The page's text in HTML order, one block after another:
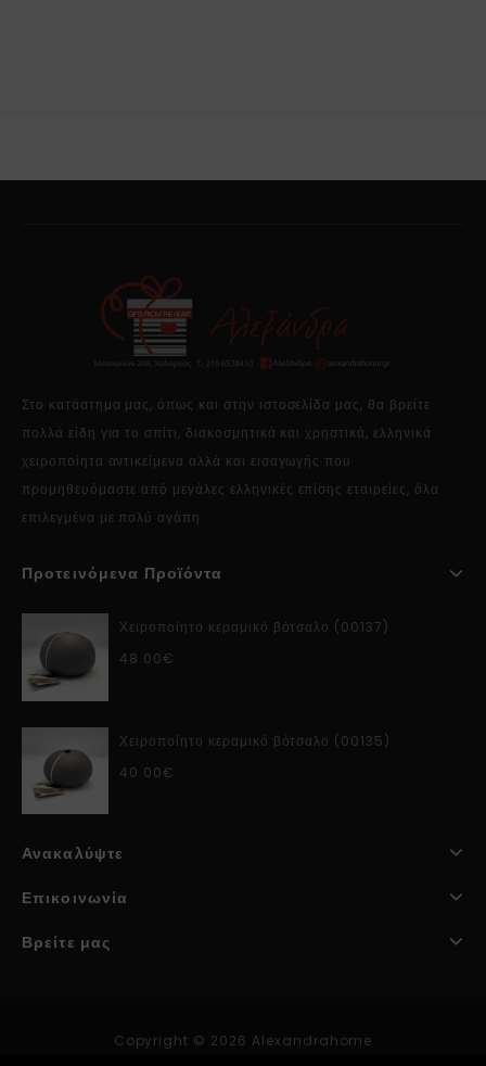
Στο κατάστημα μας, όπως και στην ιστοσελίδα μας, θα βρείτε
πολλά είδη για το σπίτι, διακοσμητικά και χρηστικά, ελληνικά
χειροποίητα αντικείμενα αλλά και εισαγωγής που
προμηθευόμαστε από μεγάλες ελληνικές επίσης εταιρείες, όλα
επιλεγμένα με πολύ αγάπη.
Προτεινόμενα Προϊόντα
Χειροποίητο κεραμικό βότσαλο (00137)
48.00€
Χειροποίητο κεραμικό βότσαλο (00135)
40.00€
Ανακαλύψτε
Επικοινωνία
Βρείτε μας
Copyright © 2026 Alexandrahome